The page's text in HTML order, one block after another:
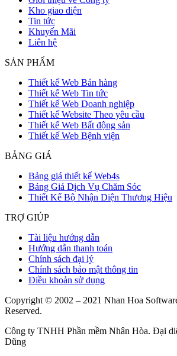
Kho giao diện
Tin tức
Khuyến Mãi
Liên hệ
SẢN PHẨM
Thiết kế Web Bán hàng
Thiết kế Web Tin tức
Thiết kế Web Doanh nghiệp
Thiết kế Website Theo yêu cầu
Thiết kế Web Bất động sản
Thiết kế Web Bệnh viện
BẢNG GIÁ
Bảng giá thiết kế Web4s
Bảng Giá Dịch Vụ Chăm Sóc
Thiết Kế Bộ Nhận Diện Thương Hiệu
TRỢ GIÚP
Tài liệu hướng dẫn
Hướng dẫn thanh toán
Chính sách đại lý
Chính sách bảo mật thông tin
Điều khoản sử dụng
Copyright © 2002 – 2021 Nhan Hoa
Reserved.
Công ty TNHH Phần mềm Nhân Hòa. Đại
Dũng